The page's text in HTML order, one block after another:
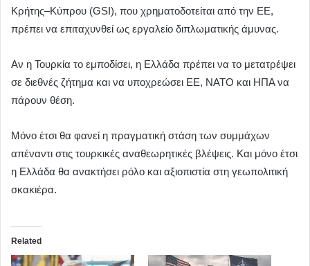
Κρήτης–Κύπρου (GSI), που χρηματοδοτείται από την ΕΕ,
πρέπει να επιταχυνθεί ως εργαλείο διπλωματικής άμυνας.
Αν η Τουρκία το εμποδίσει, η Ελλάδα πρέπει να το μετατρέψει
σε διεθνές ζήτημα και να υποχρεώσει ΕΕ, ΝΑΤΟ και ΗΠΑ να
πάρουν θέση.
Μόνο έτσι θα φανεί η πραγματική στάση των συμμάχων
απέναντι στις τουρκικές αναθεωρητικές βλέψεις. Και μόνο έτσι
η Ελλάδα θα ανακτήσει ρόλο και αξιοπιστία στη γεωπολιτική
σκακιέρα.
Related